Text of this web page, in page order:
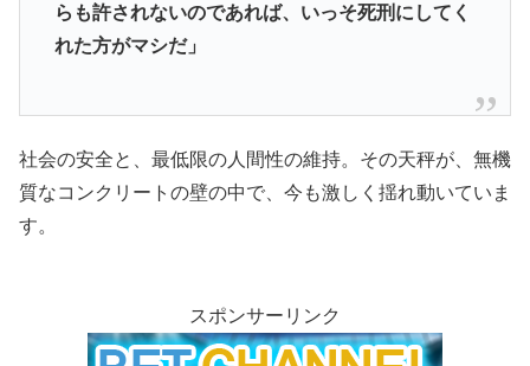
らも許されないのであれば、いっそ死刑にしてく
れた方がマシだ」
社会の安全と、最低限の人間性の維持。その天秤が、無機
質なコンクリートの壁の中で、今も激しく揺れ動いていま
す。
スポンサーリンク